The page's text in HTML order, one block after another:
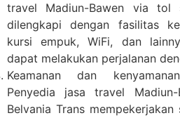
travel Madiun-Bawen via tol
dilengkapi dengan fasilitas
kursi empuk, WiFi, dan
dapat melakukan perjalanan
Keamanan dan
Penyedia jasa travel
Belvania Trans